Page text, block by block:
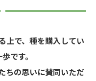
上で、種を購入してい
です。
ちの思いに賛同いただ